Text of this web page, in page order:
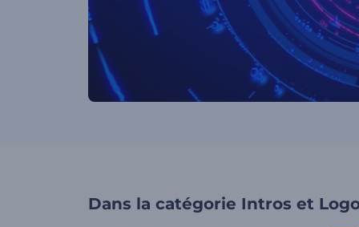
Dans la catégorie Intros et